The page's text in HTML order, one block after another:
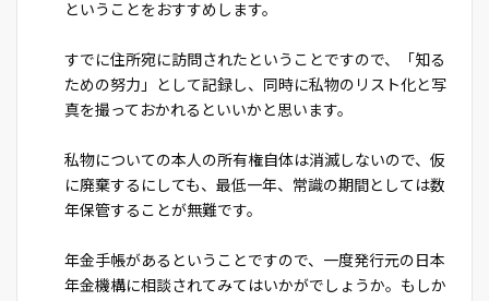
ということをおすすめします。
すでに住所宛に訪問されたということですので、「知る
ための努力」として記録し、同時に私物のリスト化と写
真を撮っておかれるといいかと思います。
私物についての本人の所有権自体は消滅しないので、仮
に廃棄するにしても、最低一年、常識の期間としては数
年保管することが無難です。
年金手帳があるということですので、一度発行元の日本
年金機構に相談されてみてはいかがでしょうか。もしか